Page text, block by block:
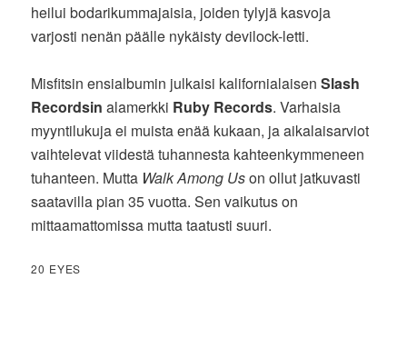
heilui bodarikummajaisia, joiden tylyjä kasvoja
varjosti nenän päälle nykäisty devilock-letti.
Misfitsin ensialbumin julkaisi kalifornialaisenSlash
Recordsin alamerkki Ruby Records. Varhaisia
myyntilukuja ei muista enää kukaan, ja aikalaisarviot
vaihtelevat viidestä tuhannesta kahteenkymmeneen
tuhanteen. Mutta Walk Among Uson ollut jatkuvasti
saatavilla pian 35 vuotta. Sen vaikutus on
mittaamattomissa mutta taatusti suuri.
20 EYES